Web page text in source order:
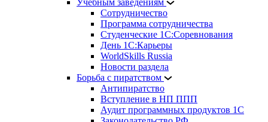
Учебным заведениям
Сотрудничество
Программа сотрудничества
Студенческие 1С:Соревнования
День 1С:Карьеры
WorldSkills Russia
Новости раздела
Борьба с пиратством
Антипиратство
Вступление в НП ППП
Аудит программных продуктов 1С